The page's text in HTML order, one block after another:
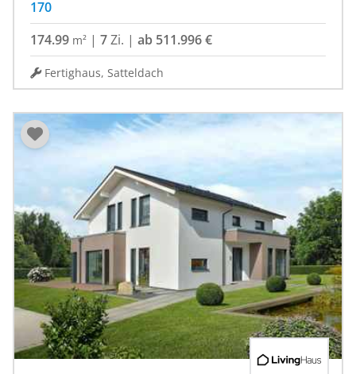
170
174.99 m² | 7Zi. | ab 511.996 €
Fertighaus, Satteldach